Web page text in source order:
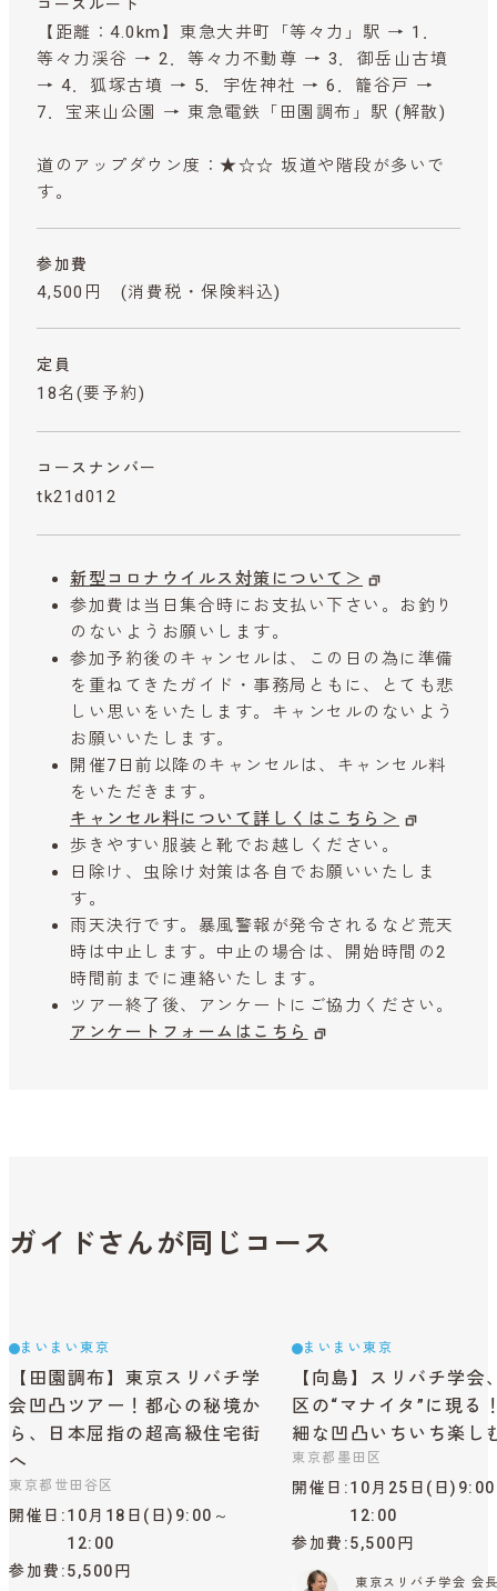
コースルート
【距離：4.0km】東急大井町「等々力」駅 → 1．
等々力渓谷 → 2．等々力不動尊 → 3．御岳山古墳
→ 4．狐塚古墳 → 5．宇佐神社 → 6．籠谷戸 →
7．宝来山公園 → 東急電鉄「田園調布」駅 (解散)
道のアップダウン度：★☆☆ 坂道や階段が多いで
す。
参加費
4,500円 (消費税・保険料込)
定員
18名(要予約)
コースナンバー
tk21d012
新型コロナウイルス対策について＞
参加費は当日集合時にお支払い下さい。お釣り
のないようお願いします。
参加予約後のキャンセルは、この日の為に準備
を重ねてきたガイド・事務局ともに、とても悲
しい思いをいたします。キャンセルのないよう
お願いいたします。
開催7日前以降のキャンセルは、キャンセル料
をいただきます。
キャンセル料について詳しくはこちら＞
歩きやすい服装と靴でお越しください。
日除け、虫除け対策は各自でお願いいたしま
す。
雨天決行です。暴風警報が発令されるなど荒天
時は中止します。中止の場合は、開始時間の2
時間前までに連絡いたします。
ツアー終了後、アンケートにご協力ください。
アンケートフォームはこちら
ガイドさんが同じコース
まいまい東京
【田園調布】東京スリバチ学
会凹凸ツアー！都心の秘境か
ら、日本屈指の超高級住宅街
へ
東京都世田谷区
開催日
10月18日(日)9:00～
12:00
参加費 5,500円
まいまい東京
【向島】スリバチ学会
区の“マナイタ”に現る
細な凹凸いちいち楽し
東京都墨田区
開催日
10月25日(日
12:00
参加費 5,500円
東京スリバチ学会 会